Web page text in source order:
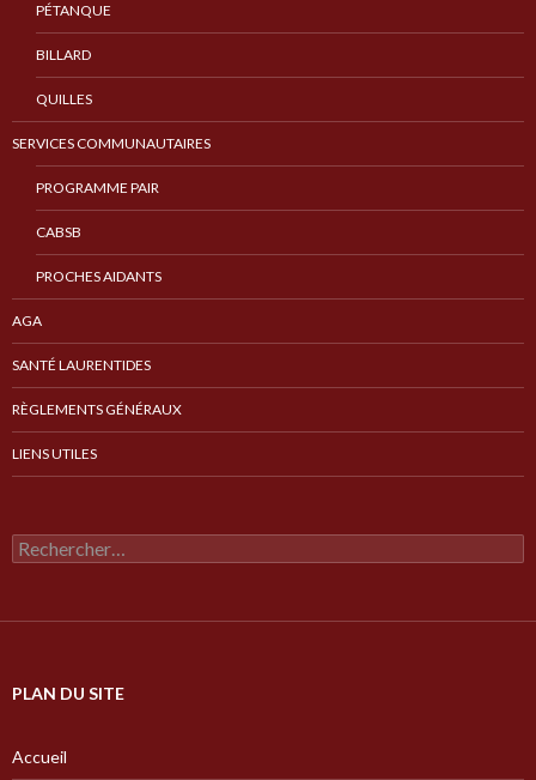
PÉTANQUE
BILLARD
QUILLES
SERVICES COMMUNAUTAIRES
PROGRAMME PAIR
CABSB
PROCHES AIDANTS
AGA
SANTÉ LAURENTIDES
RÈGLEMENTS GÉNÉRAUX
LIENS UTILES
Rechercher :
PLAN DU SITE
Accueil